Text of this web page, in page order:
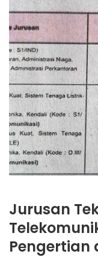
Jurusan
Pengertian